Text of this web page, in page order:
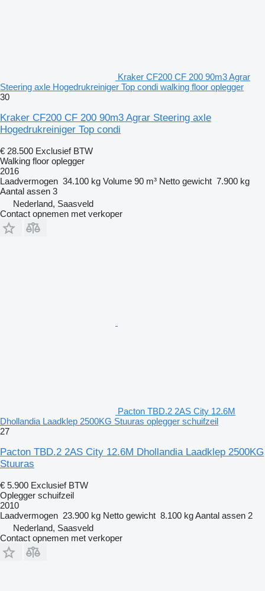
Kraker CF200 CF 200 90m3 Agrar
Steering axle Hogedrukreiniger Top condi walking floor oplegger
30
Kraker CF200 CF 200 90m3 Agrar Steering axle
Hogedrukreiniger Top condi
€ 28.500 Exclusief BTW
Walking floor oplegger
2016
Laadvermogen 34.100 kg Volume 90 m³ Netto gewicht 7.900 kg
Aantal assen 3
Nederland, Saasveld
Contact opnemen met verkoper
Pacton TBD.2 2AS City 12.6M
Dhollandia Laadklep 2500KG Stuuras oplegger schuifzeil
27
Pacton TBD.2 2AS City 12.6M Dhollandia Laadklep 2500KG
Stuuras
€ 5.900 Exclusief BTW
Oplegger schuifzeil
2010
Laadvermogen 23.900 kg Netto gewicht 8.100 kgAantal assen 2
Nederland, Saasveld
Contact opnemen met verkoper